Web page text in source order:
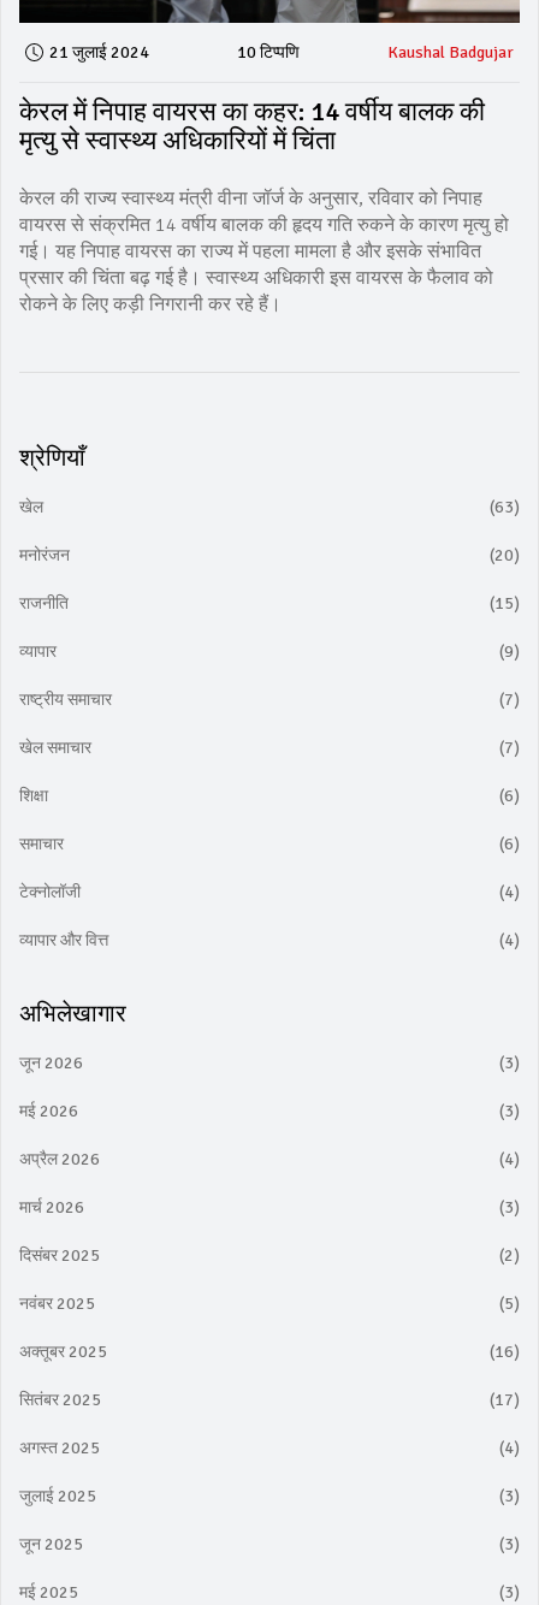
21 जुलाई 2024 10 टिप्पणि Kaushal Badgujar
केरल में निपाह वायरस का कहर: 14 वर्षीय बालक की
मृत्यु से स्वास्थ्य अधिकारियों में चिंता
केरल की राज्य स्वास्थ्य मंत्री वीना जॉर्ज के अनुसार, रविवार को निपाह
वायरस से संक्रमित 14 वर्षीय बालक की हृदय गति रुकने के कारण मृत्यु हो
गई। यह निपाह वायरस का राज्य में पहला मामला है और इसके संभावित
प्रसार की चिंता बढ़ गई है। स्वास्थ्य अधिकारी इस वायरस के फैलाव को
रोकने के लिए कड़ी निगरानी कर रहे हैं।
श्रेणियाँ
खेल (63)
मनोरंजन (20)
राजनीति (15)
व्यापार (9)
राष्ट्रीय समाचार (7)
खेल समाचार (7)
शिक्षा (6)
समाचार (6)
टेक्नोलॉजी (4)
व्यापार और वित्त (4)
अभिलेखागार
जून 2026 (3)
मई 2026 (3)
अप्रैल 2026 (4)
मार्च 2026 (3)
दिसंबर 2025 (2)
नवंबर 2025 (5)
अक्तूबर 2025 (16)
सितंबर 2025 (17)
अगस्त 2025 (4)
जुलाई 2025 (3)
जून 2025 (3)
मई 2025 (3)